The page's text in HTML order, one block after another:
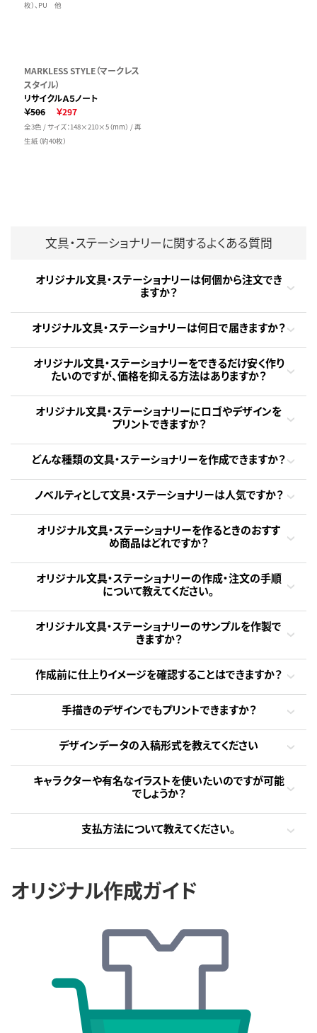
枚）、PU 他
MARKLESS STYLE（マークレス
スタイル）
リサイクルＡ５ノート
￥506
￥297
全3色 / サイズ：148×210×5（mm） / 再
生紙（約40枚）
文具・ステーショナリーに関するよくある質問
オリジナル文具・ステーショナリーは何個から注文でき
ますか？
オリジナル文具・ステーショナリーは何日で届きますか？
オリジナル文具・ステーショナリーをできるだけ安く作り
たいのですが、価格を抑える方法はありますか？
オリジナル文具・ステーショナリーにロゴやデザインを
プリントできますか？
どんな種類の文具・ステーショナリーを作成できますか？
ノベルティとして文具・ステーショナリーは人気ですか？
オリジナル文具・ステーショナリーを作るときのおすす
め商品はどれですか？
オリジナル文具・ステーショナリーの作成・注文の手順
について教えてください。
オリジナル文具・ステーショナリーのサンプルを作製で
きますか？
作成前に仕上りイメージを確認することはできますか？
手描きのデザインでもプリントできますか？
デザインデータの入稿形式を教えてください
キャラクターや有名なイラストを使いたいのですが可能
でしょうか？
支払方法について教えてください。
オリジナル作成ガイド